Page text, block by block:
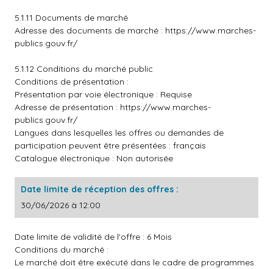
5.1.11 Documents de marché
Adresse des documents de marché : https://www.marches-
publics.gouv.fr/
5.1.12 Conditions du marché public
Conditions de présentation :
Présentation par voie électronique : Requise
Adresse de présentation : https://www.marches-
publics.gouv.fr/
Langues dans lesquelles les offres ou demandes de
participation peuvent être présentées : français
Catalogue électronique : Non autorisée
Date limite de réception des offres :
30/06/2026 à 12:00
Date limite de validité de l'offre : 6 Mois
Conditions du marché :
Le marché doit être exécuté dans le cadre de programmes